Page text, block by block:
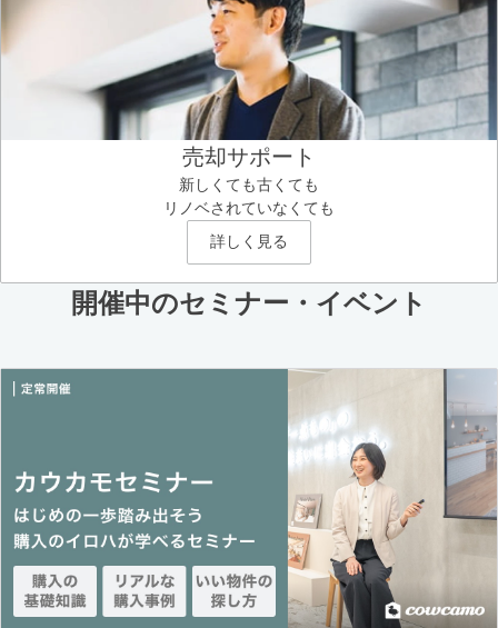
売却サポート
新しくても古くても
リノベされていなくても
詳しく見る
開催中のセミナー・イベント